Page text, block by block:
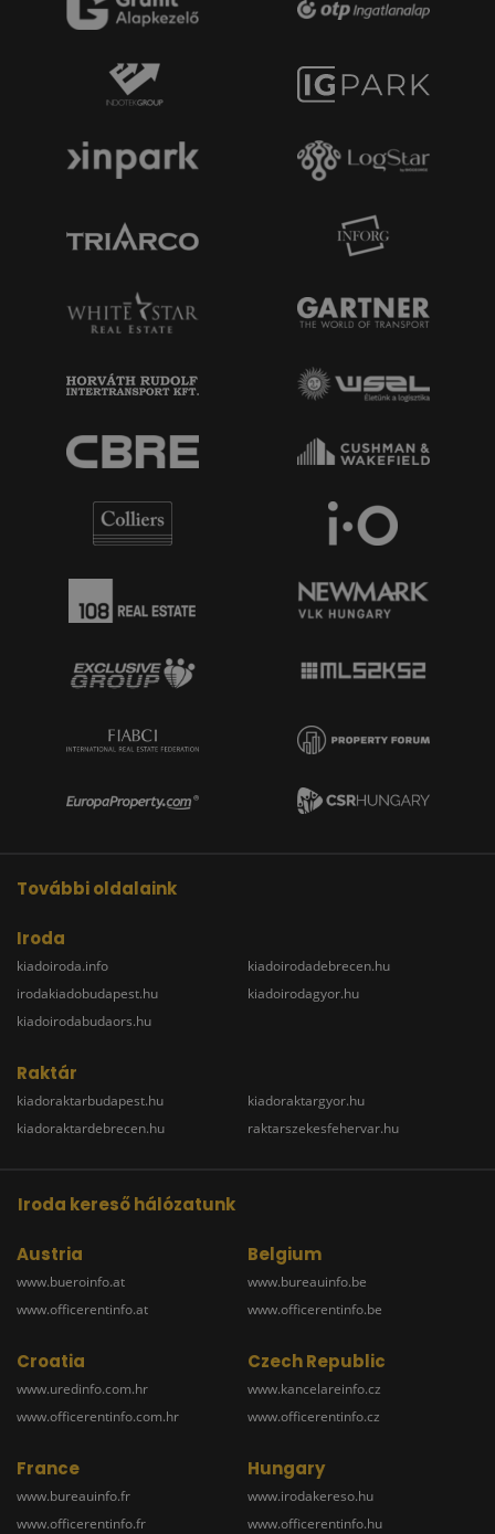
További oldalaink
Iroda
kiadoiroda.info
irodakiadobudapest.hu
kiadoirodabudaors.hu
kiadoirodadebrecen.hu
kiadoirodagyor.hu
Raktár
kiadoraktarbudapest.hu
kiadoraktardebrecen.hu
kiadoraktargyor.hu
raktarszekesfehervar.hu
Iroda kereső hálózatunk
Austria
www.bueroinfo.at
www.officerentinfo.at
Belgium
www.bureauinfo.be
www.officerentinfo.be
Croatia
www.uredinfo.com.hr
www.officerentinfo.com.hr
Czech Republic
www.kancelareinfo.cz
www.officerentinfo.cz
France
www.bureauinfo.fr
www.officerentinfo.fr
Hungary
www.irodakereso.hu
www.officerentinfo.hu